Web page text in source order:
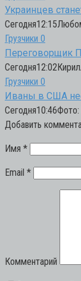
Украинцев
Грузчики 0
Переговорщик
Грузчики 0
Иваны в США
Добавить
Имя *
Email *
Комментарий